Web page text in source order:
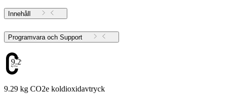
Innehåll
Programvara och Support
9.29
9.29 kg CO2e koldioxidavtryck